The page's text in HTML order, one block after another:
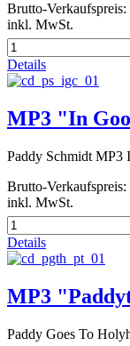
Brutto-Verkaufspreis:
inkl. MwSt.
Details
MP3 "In
Paddy Schmidt MP3
Brutto-Verkaufspreis:
inkl. MwSt.
Details
MP3
Paddy Goes To